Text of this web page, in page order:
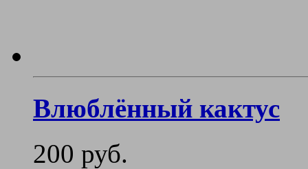
Влюблённый кактус
200 руб.